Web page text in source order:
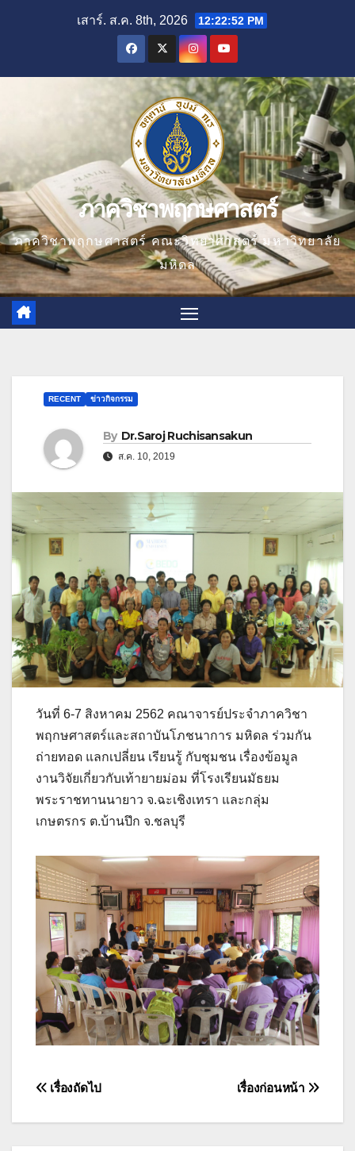
เสาร์. ส.ค. 8th, 2026 12:22:53 PM
ภาควิชาพฤกษศาสตร์
ภาควิชาพฤกษศาสตร์ คณะวิทยาศาสตร์ มหาวิทยาลัย
มหิดล
RECENT ข่าวกิจกรรม
By Dr.Saroj Ruchisansakun
ส.ค. 10, 2019
วันที่ 6-7 สิงหาคม 2562 คณาจารย์ประจำภาควิชา
พฤกษศาสตร์และสถาบันโภชนาการ มหิดล ร่วมกัน
ถ่ายทอด แลกเปลี่ยน เรียนรู้ กับชุมชน เรื่องข้อมูล
งานวิจัยเกี่ยวกับเท้ายายม่อม ที่โรงเรียนมัธยม
พระราชทานนายาว จ.ฉะเชิงเทรา และกลุ่ม
เกษตรกร ต.บ้านปึก จ.ชลบุรี
แนะแนว
เรื่อง
เรื่องก่อนหน้า
เรื่องถัดไป